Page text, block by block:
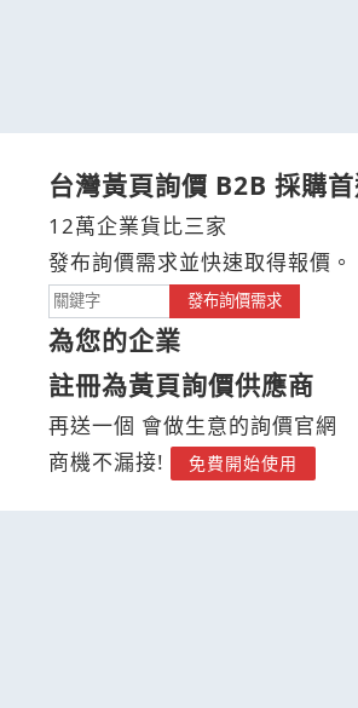
台灣黃頁詢價 B2B 採購
12萬企業貨比三家
發布詢價需求並快速取得報價。
發布詢價需求
為您的企業
註冊為黃頁詢價供應商
再送一個 會做生意的詢價官網
商機不漏接!
免費開始使用